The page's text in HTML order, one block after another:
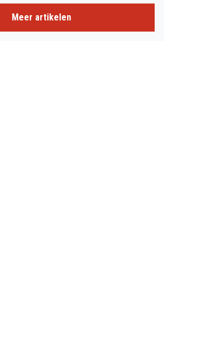
Meer artikelen